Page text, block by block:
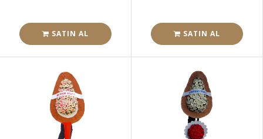
SATIN AL SATIN AL